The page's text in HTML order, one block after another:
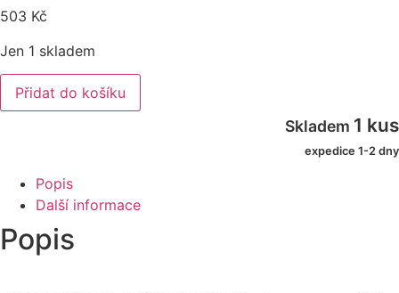
503 Kč
Jen 1 skladem
Lamart
LT1274
Kastrol
množství
Přidat do košíku
Skladem 1 kus
expedice 1-2 dny
Popis
Další informace
Popis